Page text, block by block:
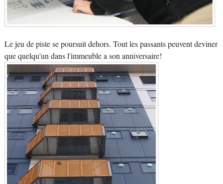
Le jeu de piste se poursuit dehors. Tout les passants peuvent deviner
que quelqu'un dans l'immeuble a son anniversaire!